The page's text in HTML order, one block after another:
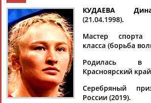
Найдено: 1персона
Динара
КУДАЕВА
Борьба вольная
КУДАЕВА
(21.04.1998).
Мастер спорта
класса (борьба
Родилась в
Красноярский
Серебряный
России (2019).